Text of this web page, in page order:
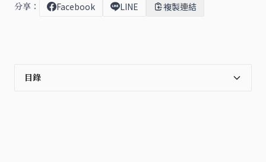
分享： Facebook LINE 複製連結
目錄